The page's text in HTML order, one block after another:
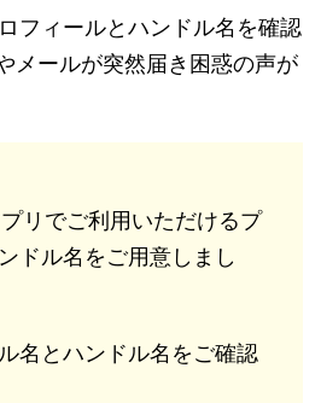
フィールとハンドル名を確認
メールが突然届き困惑の声が
リでご利用いただけるプ
ドル名をご用意しまし
名とハンドル名をご確認